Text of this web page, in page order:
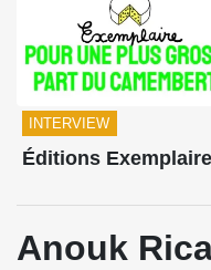
INTERVIEW
Éditions Exemplaire
Anouk